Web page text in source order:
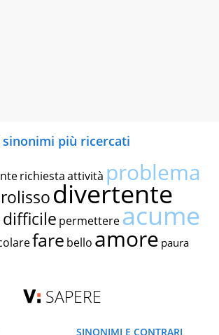
sinonimi più ricercati
richiestaattività problema
divertente
difficile permettereacume
fare bello amore paura
SAPERE
SINONIMI E CONTRARI